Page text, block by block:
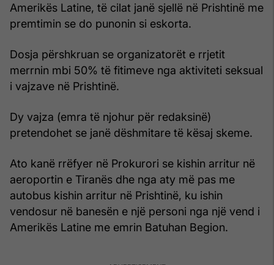
Amerikës Latine, të cilat janë sjellë në Prishtinë me
premtimin se do punonin si eskorta.
Dosja përshkruan se organizatorët e rrjetit
merrnin mbi 50% të fitimeve nga aktiviteti seksual
i vajzave në Prishtinë.
Dy vajza (emra të njohur për redaksinë)
pretendohet se janë dëshmitare të kësaj skeme.
Ato kanë rrëfyer në Prokurori se kishin arritur në
aeroportin e Tiranës dhe nga aty më pas me
autobus kishin arritur në Prishtinë, ku ishin
vendosur në banesën e një personi nga një vend i
Amerikës Latine me emrin Batuhan Begion.